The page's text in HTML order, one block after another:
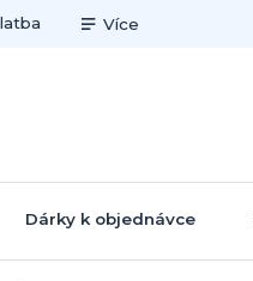
Více
Dárky k objednávce